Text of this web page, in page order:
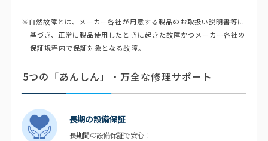
※自然故障とは、メーカー各社が用意する製品のお取扱い説明書等に
基づき、正常に製品使用したときに起きた故障かつメーカー各社の
保証規程内で保証対象となる故障。
5つの「あんしん」・万全な修理サポート
長期の設備保証
長期間の設備保証で安心！